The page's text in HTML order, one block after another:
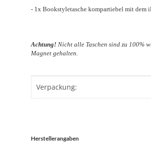
- 1x Bookstyletasche kompartiebel mit dem
Achtung! Nicht alle Taschen sind zu 100%
Magnet gehalten.
Produkteigenschaft
Wert
Verpackung:
Herstellerangaben